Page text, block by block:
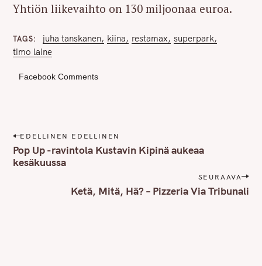
Yhtiön liikevaihto on 130 miljoonaa euroa.
TAGS juha tanskanen kiina restamax superpark
timo laine
Facebook Comments
P
o
s
EDELLINEN EDELLINEN
Pop Up -ravintola Kustavin Kipinä aukeaa
kesäkuussa
SEURAAVA
Ketä, Mitä, Hä? – Pizzeria Via Tribunali